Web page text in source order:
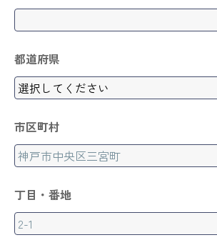
都道府県
市区町村
丁目・番地